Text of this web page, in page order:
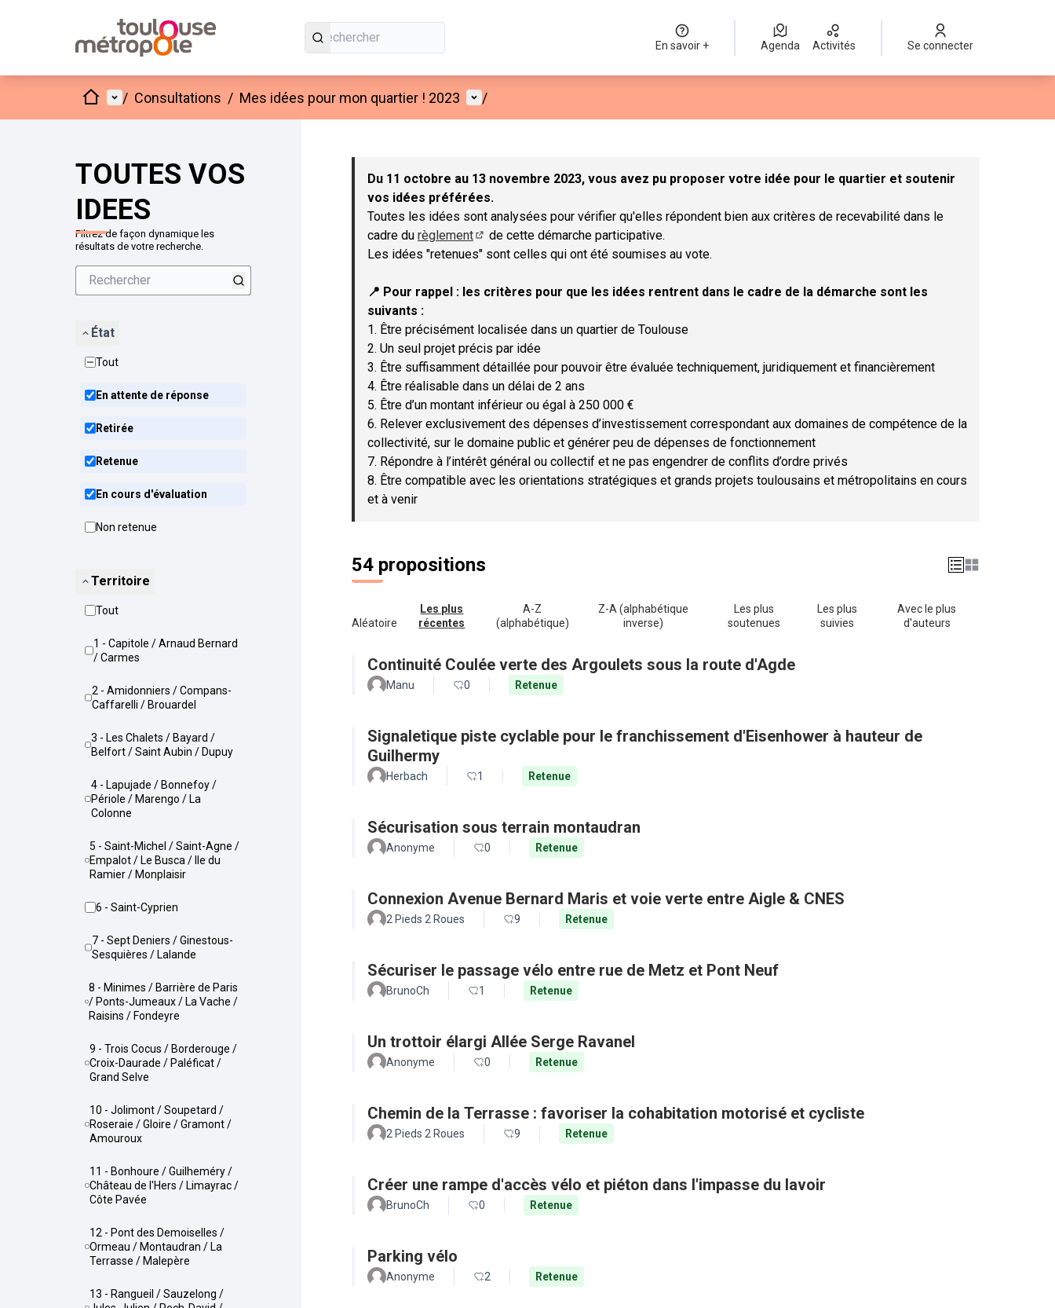
En savoir + Agenda Activités Se connecter
AccueilMenu principal
/ Consultations / Mes idées pour mon quartier ! 2023 Menu utilisateur
/
TOUTES VOS
IDEES
Filtrez de façon dynamique les
résultats de votre recherche.
État
Tout
En attente de réponse
Retirée
Retenue
En cours d'évaluation
Non retenue
Territoire
Tout
1 - Capitole / Arnaud Bernard
/ Carmes
2 - Amidonniers / Compans-
Caffarelli / Brouardel
3 - Les Chalets / Bayard /
Belfort / Saint Aubin / Dupuy
4 - Lapujade / Bonnefoy /
Périole / Marengo / La
Colonne
5 - Saint-Michel / Saint-Agne /
Empalot / Le Busca / Ile du
Ramier / Monplaisir
6 - Saint-Cyprien
7 - Sept Deniers / Ginestous-
Sesquières / Lalande
8 - Minimes / Barrière de Paris
/ Ponts-Jumeaux / La Vache /
Raisins / Fondeyre
9 - Trois Cocus / Borderouge /
Croix-Daurade / Paléficat /
Grand Selve
10 - Jolimont / Soupetard /
Roseraie / Gloire / Gramont /
Amouroux
11 - Bonhoure / Guilheméry /
Château de l'Hers / Limayrac /
Côte Pavée
12 - Pont des Demoiselles /
Ormeau / Montaudran / La
Terrasse / Malepère
13 - Rangueil / Sauzelong /
Passer la carte
Du 11 octobre au 13 novembre 2023, vous avez pu proposer votre idée pour le quartier et soutenir
vos idées préférées.
Toutes les idées sont analysées pour vérifier qu'elles répondent bien aux critères de recevabilité dans le
cadre du règlement
(Lien externe)
de cette démarche participative.
Les idées "retenues" sont celles qui ont été soumises au vote.
📍 Pour rappel : les critères pour que les idées rentrent dans le cadre de la démarche sont les
suivants :
1. Être précisément localisée dans un quartier de Toulouse
2. Un seul projet précis par idée
3. Être suffisamment détaillée pour pouvoir être évaluée techniquement, juridiquement et financièrement
4. Être réalisable dans un délai de 2 ans
5. Être d’un montant inférieur ou égal à 250 000 €
6. Relever exclusivement des dépenses d’investissement correspondant aux domaines de compétence de la
collectivité, sur le domaine public et générer peu de dépenses de fonctionnement
7. Répondre à l’intérêt général ou collectif et ne pas engendrer de conflits d’ordre privés
8. Être compatible avec les orientations stratégiques et grands projets toulousains et métropolitains en cours
et à venir
54 propositions
Aléatoire
Les plus
récentes
A-Z
(alphabétique)
Z-A (alphabétique
inverse)
Les plus
soutenues
Les plus
suivies
Avec le plus
d'auteurs
Continuité Coulée verte des Argoulets sous la route d'Agde
Manu 0 Retenue
Signaletique piste cyclable pour le franchissement d'Eisenhower à hauteur de
Guilhermy
Herbach 1 Retenue
Sécurisation sous terrain montaudran
Anonyme 0 Retenue
Connexion Avenue Bernard Maris et voie verte entre Aigle & CNES
2 Pieds 2 Roues 9 Retenue
Sécuriser le passage vélo entre rue de Metz et Pont Neuf
BrunoCh 1 Retenue
Un trottoir élargi Allée Serge Ravanel
Anonyme 0 Retenue
Chemin de la Terrasse : favoriser la cohabitation motorisé et cycliste
2 Pieds 2 Roues 9 Retenue
Créer une rampe d'accès vélo et piéton dans l'impasse du lavoir
BrunoCh 0 Retenue
Parking vélo
Anonyme 2 Retenue